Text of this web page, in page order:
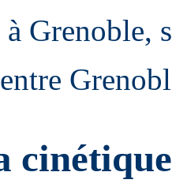
Grenoble,